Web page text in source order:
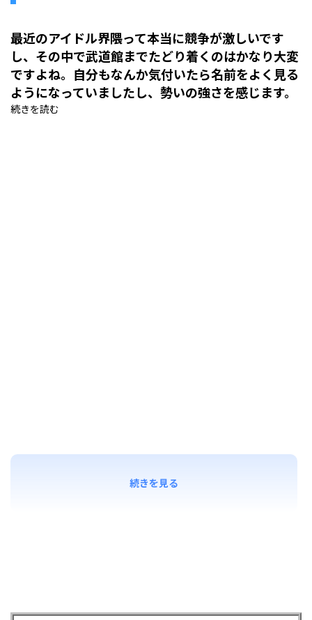
最近のアイドル界隈って本当に競争が激しいです
し、その中で武道館までたどり着くのはかなり大変
ですよね。自分もなんか気付いたら名前をよく見る
ようになっていましたし、勢いの強さを感じます。
続きを読む
続きを見る